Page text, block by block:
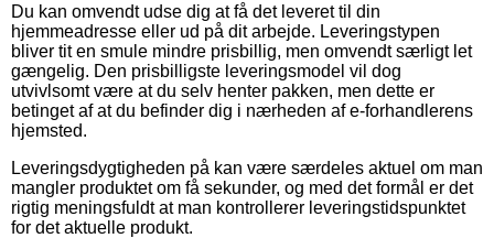
Du kan omvendt udse dig at få det leveret til din
hjemmeadresse eller ud på dit arbejde. Leveringstypen
bliver tit en smule mindre prisbillig, men omvendt særligt let
gængelig. Den prisbilligste leveringsmodel vil dog
utvivlsomt være at du selv henter pakken, men dette er
betinget af at du befinder dig i nærheden af e-forhandlerens
hjemsted.
Leveringsdygtigheden på kan være særdeles aktuel om man
mangler produktet om få sekunder, og med det formål er det
rigtig meningsfuldt at man kontrollerer leveringstidspunktet
for det aktuelle produkt.